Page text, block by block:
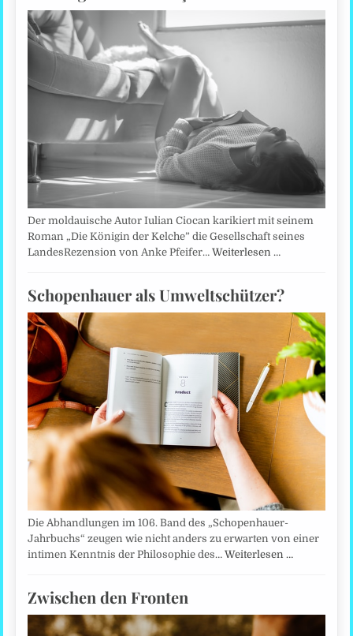
Der moldauische Autor Iulian Ciocan karikiert mit seinem
Roman „Die Königin der Kelche” die Gesellschaft seines
LandesRezension von Anke Pfeifer…Weiterlesen …
Schopenhauer als Umweltschützer?
Die Abhandlungen im 106. Band des „Schopenhauer-
Jahrbuchs“ zeugen wie nicht anders zu erwarten von einer
intimen Kenntnis der Philosophie des…Weiterlesen …
Zwischen den Fronten